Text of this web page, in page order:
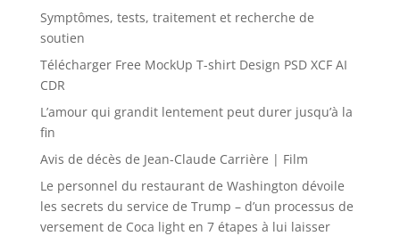
Symptômes, tests, traitement et recherche de
soutien
Télécharger Free MockUp T-shirt Design PSD XCF AI
CDR
L’amour qui grandit lentement peut durer jusqu’à la
fin
Avis de décès de Jean-Claude Carrière | Film
Le personnel du restaurant de Washington dévoile
les secrets du service de Trump – d’un processus de
versement de Coca light en 7 étapes à lui laisser